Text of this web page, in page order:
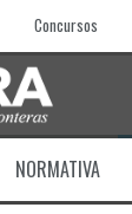
Concursos
NORMATIVA